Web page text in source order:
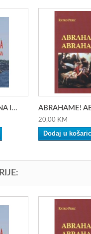
I... ABRAHAME!
20,00 KM
Dodaj u